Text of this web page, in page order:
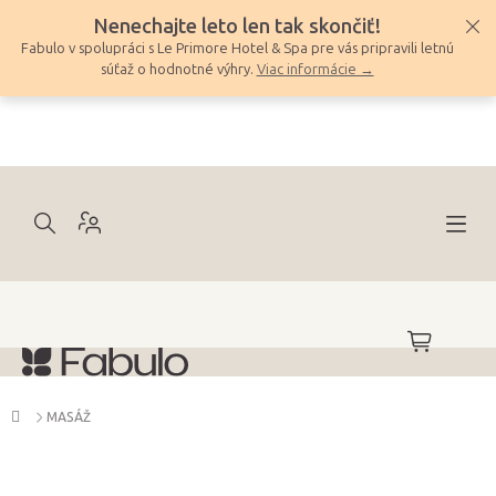
obsah
Nenechajte leto len tak skončiť!
Fabulo v spolupráci s Le Primore Hotel & Spa pre vás pripravili letnú
súťaž o hodnotné výhry. Viac informácie →
NÁKUPNÝ
KOŠÍK
Domov
MASÁŽ